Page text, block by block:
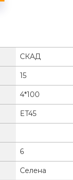
СКАД
15
4*100
ET45
6
Селена